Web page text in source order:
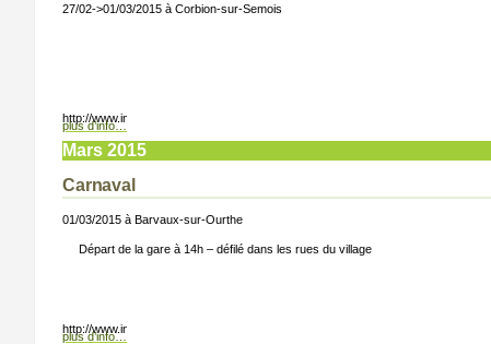
27/02->01/03/2015 à Corbion-sur-Semois
http://www.info-lux.com/templates/infoluxartise3b/images/button.png);”>
plus d’info…
Mars 2015
Carnaval
01/03/2015 à Barvaux-sur-Ourthe
Départ de la gare à 14h – défilé dans les rues du village
http://www.info-lux.com/templates/infoluxartise3b/images/button.png);”>
plus d’info…